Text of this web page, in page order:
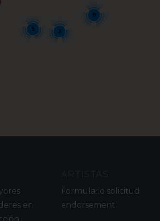
9
5 2
en
Formulario solicitud
endorsement